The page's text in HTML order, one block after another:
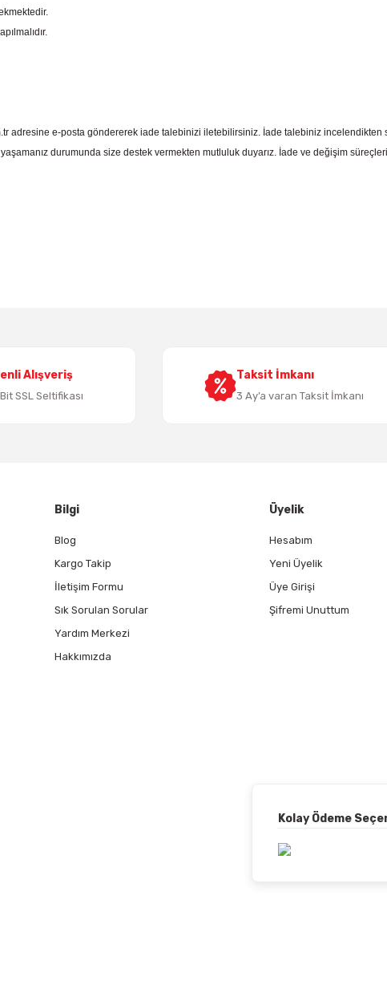
adresine e-posta göndererek iade talebinizi iletebilirsiniz. İade talebiniz incelendikten
durumunda size destek vermekten mutluluk duyarız. İade ve değişim
Alışveriş
SSL Seltifikası
Taksit İmkanı
3 Ay’a varan Taksit İmkanı
Bilgi
Blog
Kargo Takip
İletişim Formu
Sık Sorulan Sorular
Yardım Merkezi
Hakkımızda
Üyelik
Hesabım
Yeni Üyelik
Üye Girişi
Şifremi Unuttum
Kolay Ödeme